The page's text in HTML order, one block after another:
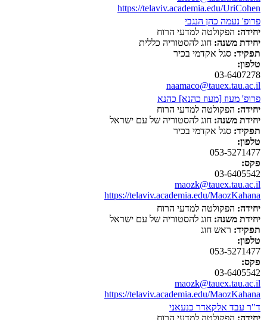
https://telaviv.academia.edu/UriCohen
פרופ' נעמה כהן הנגבי
יחידה: הפקולטה למדעי הרוח
יחידת משנה: חוג להסטוריה כללית
תפקיד: סגל אקדמי בכיר
טלפון:
03-6407278
naamaco@tauex.tau.ac.il
פרופ' מעוז [מעוז כהנא] כהנא
יחידה: הפקולטה למדעי הרוח
יחידת משנה: חוג להסטוריה של עם ישראל
תפקיד: סגל אקדמי בכיר
טלפון:
053-5271477
פקס:
03-6405542
maozk@tauex.tau.ac.il
https://telaviv.academia.edu/MaozKahana
יחידה: הפקולטה למדעי הרוח
יחידת משנה: חוג להסטוריה של עם ישראל
תפקיד: ראש חוג
טלפון:
053-5271477
פקס:
03-6405542
maozk@tauex.tau.ac.il
https://telaviv.academia.edu/MaozKahana
ד"ר עבד אלקאדר כנעאני
יחידה: הפקולטה למדעי הרוח